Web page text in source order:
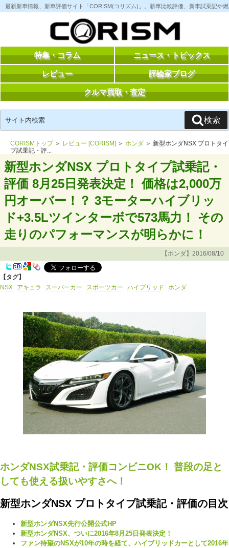
コ
ン
へ
最新新車情報、新車評価サイト「CORISM(コリズム)」。新車比較評価、新車試乗記や
特集・コラム ニュース・トピックス
レビュー 評論家ブログ
クルマ買取・査定
索:
検索
CORISMトップ＞ レビュー [CORISM] ＞ ホンダ ＞ 新型ホンダNSX プロトタイ
プ試乗記・評...
新型ホンダNSX プロトタイプ試乗記・
評価 8月25日発表決定！ 価格は2,000万
円オーバー！？ 3モーターハイブリッ
ド+3.5Lツインターボで573馬力！ その
走りのパフォーマンスが明らかに！
【ホンダ】2016/08/10
【タグ】
NSX
アキュラ スーパーカー スポーツカー ハイブリッド ホンダ
ホンダNSX試乗記・評価コンビニOK！ 普段の足と
しても使える扱いやすさへ！
新型ホンダNSX プロトタイプ試乗記・評価の目次
新型ホンダNSX先行公開公式HP
新型ホンダNSX、ついに2016年8月25日発表決定！
ファン待望のNSXが10年の時を経て、ハイブリッドカーとして2016年